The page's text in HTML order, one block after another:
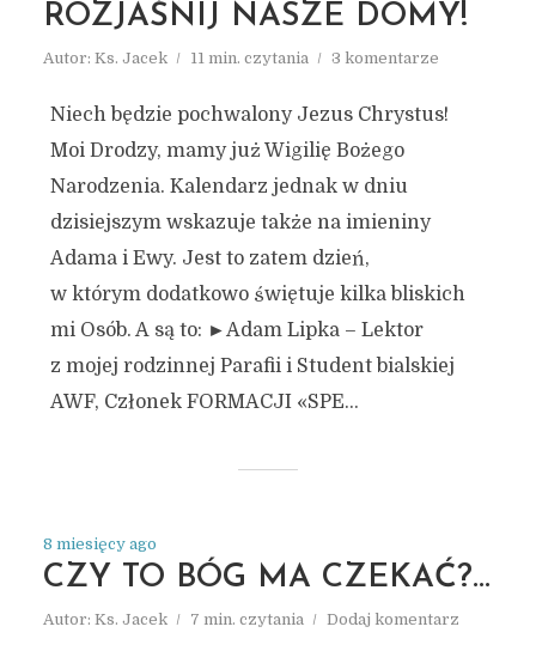
ROZJAŚNIJ NASZE DOMY!
Autor: Ks. Jacek 11 min. czytania 3 komentarze
Niech będzie pochwalony Jezus Chrystus!
Moi Drodzy, mamy już Wigilię Bożego
Narodzenia. Kalendarz jednak w dniu
dzisiejszym wskazuje także na imieniny
Adama i Ewy. Jest to zatem dzień,
w którym dodatkowo świętuje kilka bliskich
mi Osób. A są to: ►Adam Lipka – Lektor
z mojej rodzinnej Parafii i Student bialskiej
AWF, Członek FORMACJI «SPE...
8 miesięcy ago
CZY TO BÓG MA CZEKAĆ?…
Autor: Ks. Jacek 7 min. czytania Dodaj komentarz